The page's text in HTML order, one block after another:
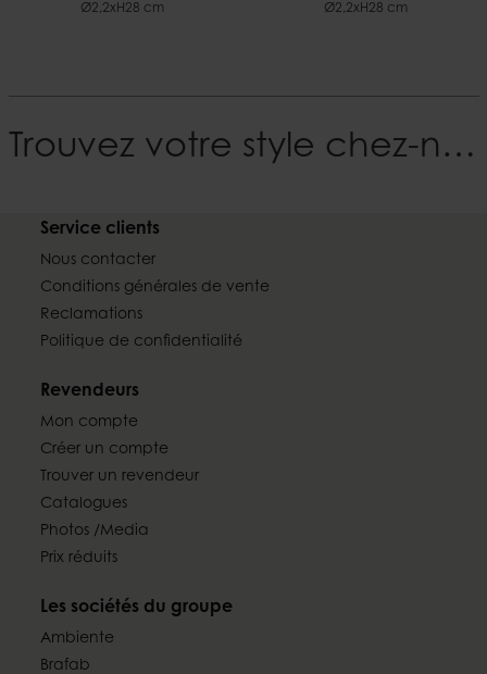
Ø2,2xH28 cm Ø2,2xH28 cm
Trouvez votre style chez-nous
Service clients
Nous contacter
Conditions générales de vente
Reclamations
Politique de confidentialité
Revendeurs
Mon compte
Créer un compte
Trouver un revendeur
Catalogues
Photos /Media
Prix réduits
Les sociétés du groupe
Ambiente
Brafab